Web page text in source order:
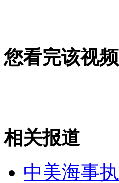
山西运城恶犬咬伤多人 警
无痛分娩是否安全 医生回应
外交部：反对强权政治霸
您看完该视
相关报道
中美海事